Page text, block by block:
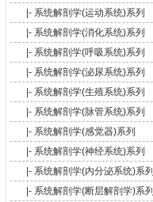
|- 系统解剖学(运动系统)系列
|- 系统解剖学(消化系统)系列
|- 系统解剖学(呼吸系统)系列
|- 系统解剖学(泌尿系统)系列
|- 系统解剖学(生殖系统)系列
|- 系统解剖学(脉管系统)系列
|- 系统解剖学(感觉器)系列
|- 系统解剖学(神经系统)系列
|- 系统解剖学(内分泌系统)系列
|- 系统解剖学(断层解剖学)系列